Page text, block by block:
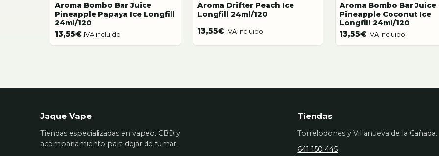
Aroma Bombo Bar Juice
Pineapple Papaya Ice Longfill
24ml/120
13,55€ IVA incluido
Aroma Drifter Peach Ice
Longfill 24ml/120
13,55€ IVA incluido
Aroma Bombo Bar Juice
Pineapple Coconut Ice
Longfill 24ml/120
13,55€ IVA incluido
Jaque Vape
Tiendas especializadas en vapeo, CBD y
acompañamiento para dejar de fumar.
Tiendas
Torrelodones y Villanueva de la Cañada.
641 150 445